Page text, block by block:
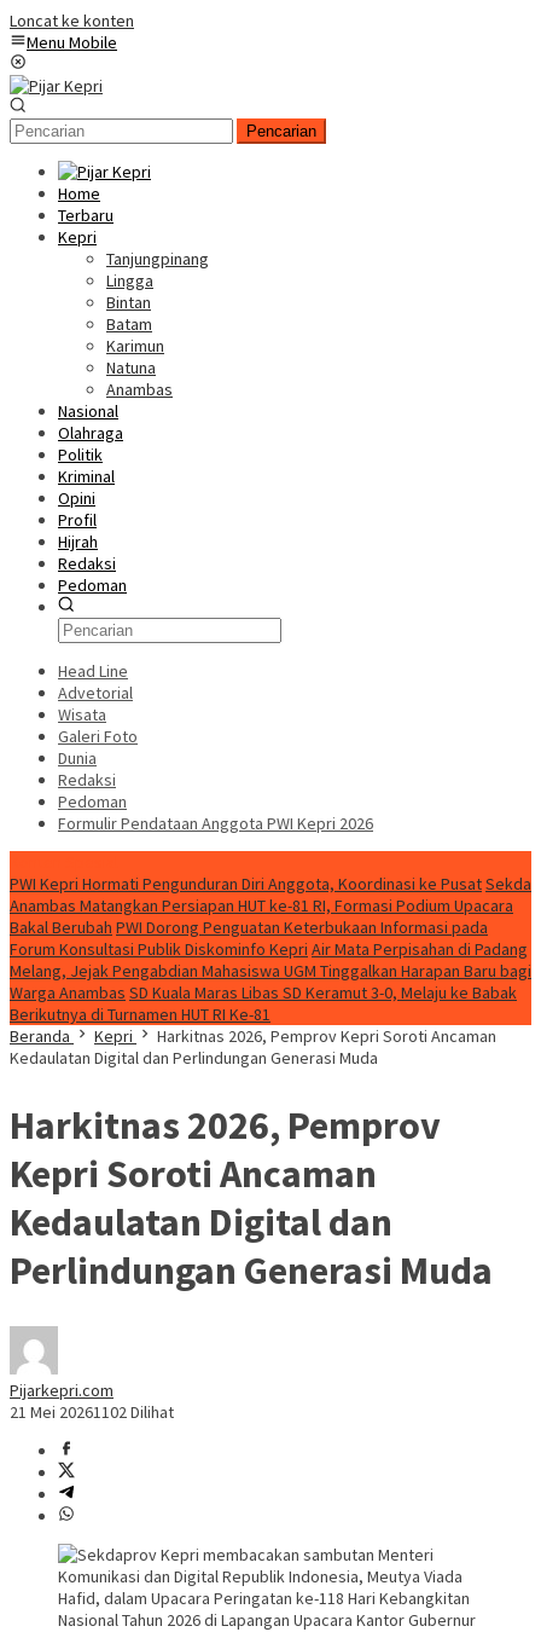
Loncat ke konten
Menu Mobile
Pencarian
Home
Terbaru
Kepri
Tanjungpinang
Lingga
Bintan
Batam
Karimun
Natuna
Anambas
Nasional
Olahraga
Politik
Kriminal
Opini
Profil
Hijrah
Redaksi
Pedoman
Head Line
Advetorial
Wisata
Galeri Foto
Dunia
Redaksi
Pedoman
Formulir Pendataan Anggota PWI Kepri 2026
PWI Kepri Hormati Pengunduran Diri Anggota, Koordinasi ke PusatSekda
Anambas Matangkan Persiapan HUT ke-81 RI, Formasi Podium Upacara
Bakal Berubah PWI Dorong Penguatan Keterbukaan Informasi pada
Forum Konsultasi Publik Diskominfo Kepri Air Mata Perpisahan di Padang
Melang, Jejak Pengabdian Mahasiswa UGM Tinggalkan Harapan Baru bagi
Warga Anambas SD Kuala Maras Libas SD Keramut 3-0, Melaju ke Babak
Berikutnya di Turnamen HUT RI Ke-81
Beranda
Kepri
Harkitnas 2026, Pemprov Kepri Soroti Ancaman
Kedaulatan Digital dan Perlindungan Generasi Muda
Harkitnas 2026, Pemprov
Kepri Soroti Ancaman
Kedaulatan Digital dan
Perlindungan Generasi Muda
Pijarkepri.com
21 Mei 20261102 Dilihat